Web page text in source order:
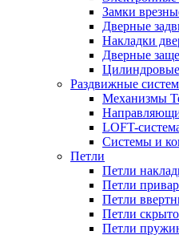
Замки
Дверные
Накладки
Дверные
Раздвижные
Механизмы
LOFT-
Системы и
Петли
Петли
Петли
Петли
Петли
Петли